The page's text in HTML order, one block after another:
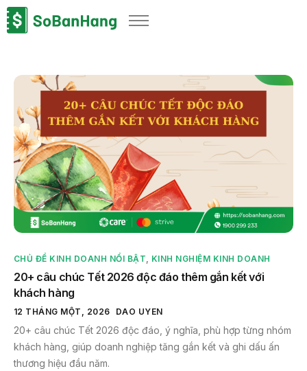
Sản phẩm
Bảng giá
Blog
Thông tin thuế
Về chúng tôi
CHỦ ĐỀ KINH DOANH NỔI BẬT KINH NGHIỆM KINH DOANH
20+ câu chúc Tết 2026 độc đáo thêm gắn kết với
khách hàng
12 THÁNG MỘT, 2026 DAO UYEN
20+ câu chúc Tết 2026 độc đáo, ý nghĩa, phù hợp từng nhóm
khách hàng, giúp doanh nghiệp tăng gắn kết và ghi dấu ấn
thương hiệu đầu năm.